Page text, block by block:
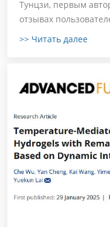
Тунцзи, первым
отзывах
>> Читать далее